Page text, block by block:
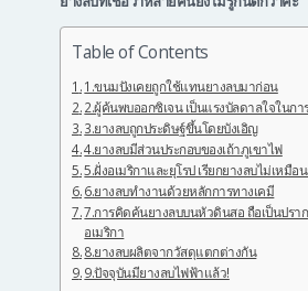
Table of Contents
1.ขนมปังเคยถูกใช้แทนยางลบมาก่อน
2.ผู้ค้นพบออกซิเจน เป็นแรงบัลดาลใจในก
3.ยางลบถูกประดิษฐ์ขึ้นโดยบังเอิญ
4.ยางลบมีส่วนประกอบของเถ้าภูเขาไฟ
5.ฝั่งอเมริกาและยุโรป เรียกยางลบไม่เหมือ
6.ยางลบทำงานด้วยหลักการทางเคมี
7.การคิดค้นยางลบบนหัวดินสอ ถือเป็นปร
อเมริกา
8.ยางลบผลิตจากวัสดุแตกต่างกัน
9.ปัจจุบันมียางลบไฟฟ้าแล้ว!